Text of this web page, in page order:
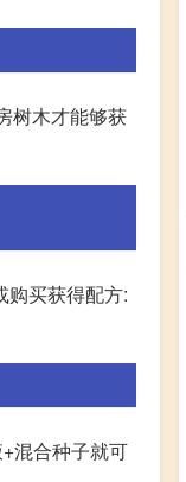
树木才能够获
购买获得配方:
混合种子就可